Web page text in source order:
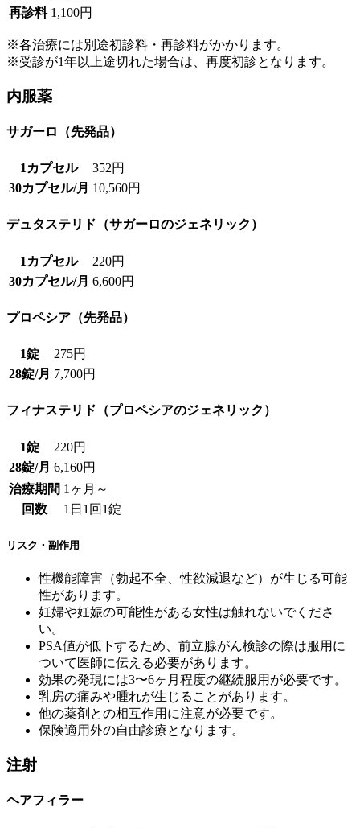
再診料 1,100円
※各治療には別途初診料・再診料がかかります。
※受診が1年以上途切れた場合は、再度初診となります。
内服薬
サガーロ（先発品）
1カプセル
352円
30カプセル/月 10,560円
デュタステリド（サガーロのジェネリック）
1カプセル
220円
30カプセル/月 6,600円
プロペシア（先発品）
1錠
275円
28錠/月 7,700円
フィナステリド（プロペシアのジェネリック）
1錠
220円
28錠/月 6,160円
治療期間 1ヶ月～
回数
1日1回1錠
リスク・副作用
性機能障害（勃起不全、性欲減退など）が生じる可能
性があります。
妊婦や妊娠の可能性がある女性は触れないでくださ
い。
PSA値が低下するため、前立腺がん検診の際は服用に
ついて医師に伝える必要があります。
効果の発現には3〜6ヶ月程度の継続服用が必要です。
乳房の痛みや腫れが生じることがあります。
他の薬剤との相互作用に注意が必要です。
保険適用外の自由診療となります。
注射
ヘアフィラー